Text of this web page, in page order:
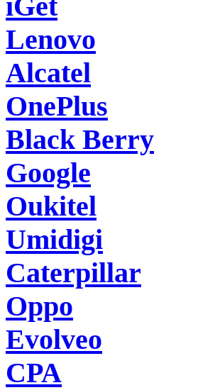
Lenovo
Alcatel
OnePlus
Black Berry
Google
Oukitel
Umidigi
Caterpillar
Oppo
Evolveo
CPA